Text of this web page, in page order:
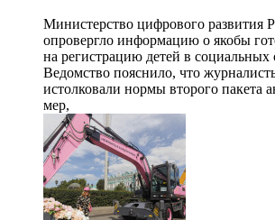
Министерство цифрового развития
опровергло информацию о якобы
на регистрацию детей в
Ведомство пояснило, что
истолковали нормы второго пакета
мер,